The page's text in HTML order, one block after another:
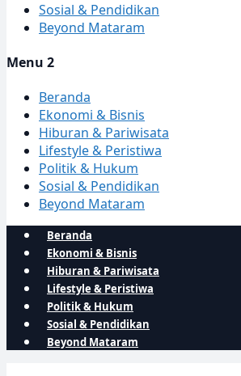
Sosial & Pendidikan
Beyond Mataram
Menu 2
Beranda
Ekonomi & Bisnis
Hiburan & Pariwisata
Lifestyle & Peristiwa
Politik & Hukum
Sosial & Pendidikan
Beyond Mataram
Beranda
Ekonomi & Bisnis
Hiburan & Pariwisata
Lifestyle & Peristiwa
Politik & Hukum
Sosial & Pendidikan
Beyond Mataram